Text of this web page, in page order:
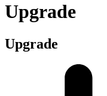
Upgrade
Upgrade